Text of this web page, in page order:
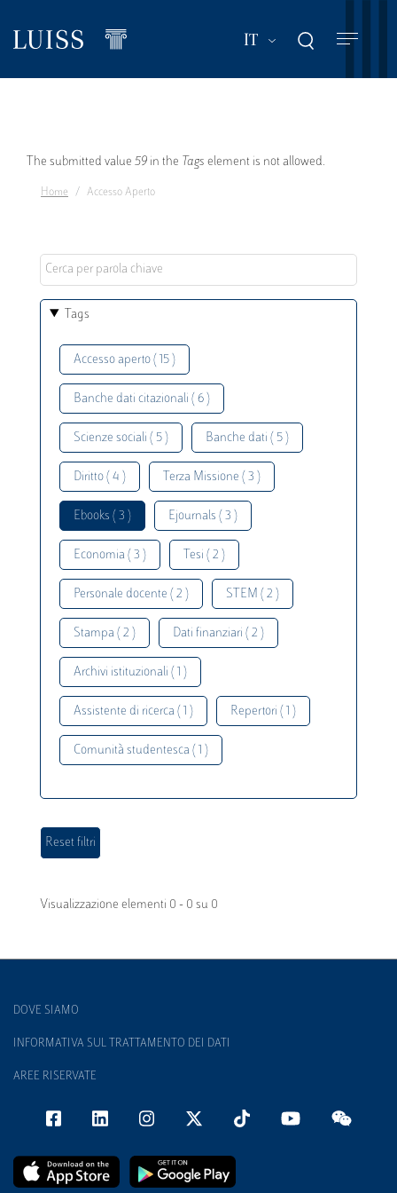
contenuto
IT Mostra ulteriori
Messaggio
di
The submitted value 59 in the Tags element is not allowed.
Home Accesso Aperto
Tags
Accesso aperto ( 15 )
Banche dati citazionali ( 6 )
Scienze sociali ( 5 ) Banche dati ( 5 )
Diritto ( 4 ) Terza Missione ( 3 )
Ebooks ( 3 ) Ejournals ( 3 )
Economia ( 3 ) Tesi ( 2 )
Personale docente ( 2 ) STEM ( 2 )
Stampa ( 2 ) Dati finanziari ( 2 )
Archivi istituzionali ( 1 )
Assistente di ricerca ( 1 ) Repertori ( 1 )
Comunità studentesca ( 1 )
Visualizzazione elementi 0 - 0 su 0
DOVE SIAMO
INFORMATIVA SUL TRATTAMENTO DEI DATI
AREE RISERVATE